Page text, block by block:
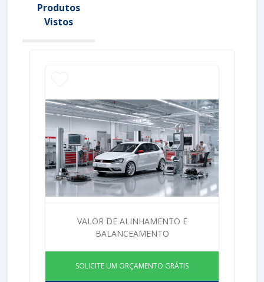
Produtos
Vistos
VALOR DE ALINHAMENTO E
BALANCEAMENTO
SOLICITE UM ORÇAMENTO GRÁTIS